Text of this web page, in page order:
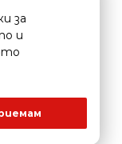
и 28-35
за
и